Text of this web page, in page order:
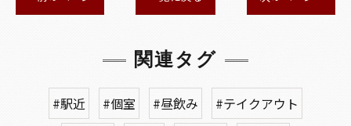
関連タグ
#駅近 #個室 #昼飲み
#テイクアウト